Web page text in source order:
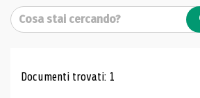
Cerca
Risultati di ricerca
Documenti trovati: 1